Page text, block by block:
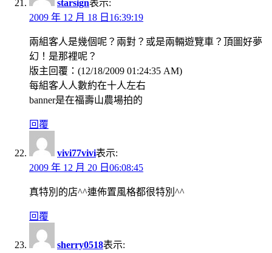
starsign表示:
2009 年 12 月 18 日16:39:19
兩組客人是幾個呢？兩對？或是兩輛遊覽車？頂圖好夢
幻！是那裡呢？
版主回覆：(12/18/2009 01:24:35 AM)
每組客人人數約在十人左右
banner是在福壽山農場拍的
回覆
vivi77vivi表示:
2009 年 12 月 20 日06:08:45
真特別的店^^連佈置風格都很特別^^
回覆
sherry0518表示: